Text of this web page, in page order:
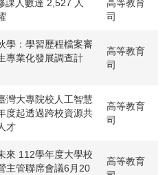
課人數達 2,527 人
高等教育
司
學：學習歷程檔案審
專業化發展調查計
高等教育
司
灣大專院校人工智慧
度起透過跨校資源共
才
高等教育
司
來 112學年度大學校
主管聯席會議6月20
高等教育